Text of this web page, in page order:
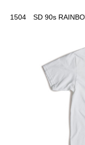
1504 SD 90s